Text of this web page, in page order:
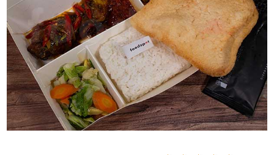
CATERERS
BLOG
TERMS
&
CONDITIONS
CALL
CENTER
021
5091
3494